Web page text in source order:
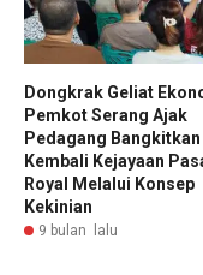
Dongkrak Geliat
Pemkot Serang Ajak
Pedagang Bangkitkan
Kembali Kejayaan
Royal Melalui Konsep
Kekinian
9 bulan lalu